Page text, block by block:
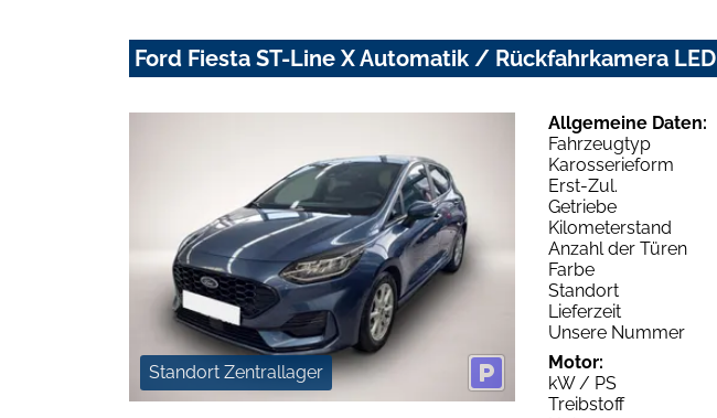
Ford Fiesta ST-Line X Automatik / Rückfahrkamera LED
Standort Zentrallager
Allgemeine Daten:
Fahrzeugtyp
Karosserieform
Erst-Zul.
Getriebe
Kilometerstand
Anzahl der Türen
Farbe
Standort
Lieferzeit
Unsere Nummer
Motor:
kW / PS
Treibstoff